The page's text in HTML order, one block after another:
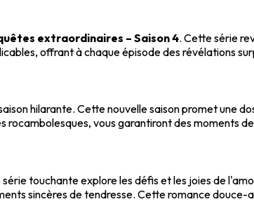
extraordinaires – Saison 4. Cette série
offrant à chaque épisode des révélations
hilarante. Cette nouvelle saison promet une
vous garantiront des moments
série touchante explore les défis et les joies de
sincères de tendresse. Cette romance